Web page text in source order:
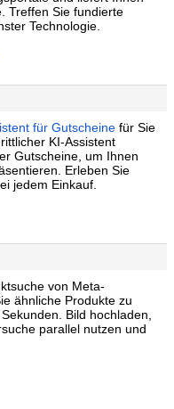
Treffen Sie fundierte
Technologie.
für Gutscheine für Sie
KI-Assistent
Gutscheine, um Ihnen
Erleben Sie
jedem Einkauf.
von Meta-
ähnliche Produkte zu
Bild hochladen,
parallel nutzen und